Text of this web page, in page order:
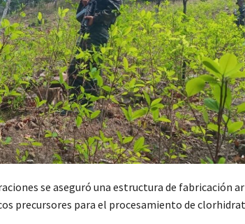
se aseguró una estructura de fabricación
precursores para el procesamiento de